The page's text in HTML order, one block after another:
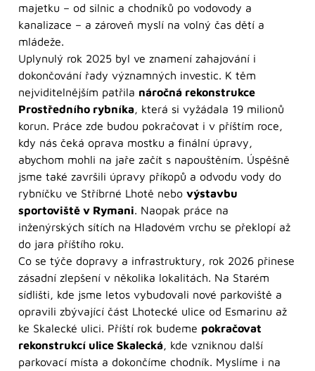
majetku – od silnic a chodníků po vodovody a
kanalizace – a zároveň myslí na volný čas dětí a
mládeže.
Uplynulý rok 2025 byl ve znamení zahajování i
dokončování řady významných investic. K těm
nejviditelnějším patřila náročná rekonstrukce
Prostředního rybníka, která si vyžádala 19 milionů
korun. Práce zde budou pokračovat i v příštím roce,
kdy nás čeká oprava mostku a finální úpravy,
abychom mohli na jaře začít s napouštěním. Úspěšně
jsme také završili úpravy příkopů a odvodu vody do
rybníčku ve Stříbrné Lhotě nebo výstavbu
sportoviště v Rymani. Naopak práce na
inženýrských sítích na Hladovém vrchu se překlopí až
do jara příštího roku.
Co se týče dopravy a infrastruktury, rok 2026 přinese
zásadní zlepšení v několika lokalitách. Na Starém
sídlišti, kde jsme letos vybudovali nové parkoviště a
opravili zbývající část Lhotecké ulice od Esmarinu až
ke Skalecké ulici. Příští rok budeme pokračovat
rekonstrukcí ulice Skalecká, kde vzniknou další
parkovací místa a dokončíme chodník. Myslíme i na